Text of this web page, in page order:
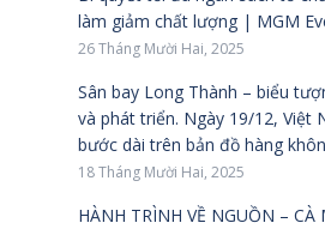
làm giảm chất lượng | MGM
26 Tháng Mười Hai, 2025
Sân bay Long Thành – biểu
và phát triển. Ngày 19/12, Việt
bước dài trên bản đồ hàng
18 Tháng Mười Hai, 2025
HÀNH TRÌNH VỀ NGUỒN –